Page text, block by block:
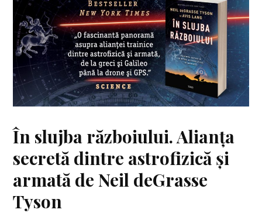
În slujba războiului. Alianța
secretă dintre astrofizică și
armată de Neil deGrasse
Tyson